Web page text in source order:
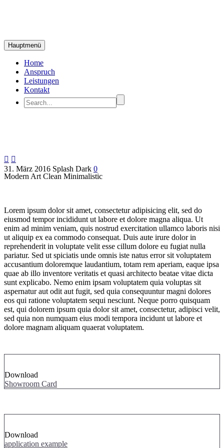
Hauptmenü
Home
Anspruch
Leistungen
Kontakt
 
31. März 2016 Splash Dark 0
Modern Art Clean Minimalistic
Lorem ipsum dolor sit amet, consectetur adipisicing elit, sed do
eiusmod tempor incididunt ut labore et dolore magna aliqua. Ut
enim ad minim veniam, quis nostrud exercitation ullamco laboris nisi
ut aliquip ex ea commodo consequat. Duis aute irure dolor in
reprehenderit in voluptate velit esse cillum dolore eu fugiat nulla
pariatur. Sed ut spiciatis unde omnis iste natus error sit voluptatem
accusantium doloremque laudantium, totam rem aperiam, eaque ipsa
quae ab illo inventore veritatis et quasi architecto beatae vitae dicta
sunt explicabo. Nemo enim ipsam voluptatem quia voluptas sit
aspernatur aut odit aut fugit, sed quia consequuntur magni dolores
eos qui ratione voluptatem sequi nesciunt. Neque porro quisquam
est, qui dolorem ipsum quia dolor sit amet, consectetur, adipisci velit,
sed quia non numquam eius modi tempora incidunt ut labore et
dolore magnam aliquam quaerat voluptatem.
Download
Showroom Card
Download
application example